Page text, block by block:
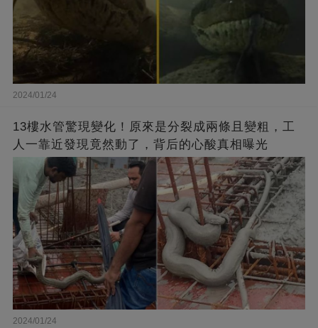
2024/01/24
13樓水管驚現變化！原來是分裂成兩條且變粗，工
人一靠近發現竟然動了，背后的心酸真相曝光
2024/01/24